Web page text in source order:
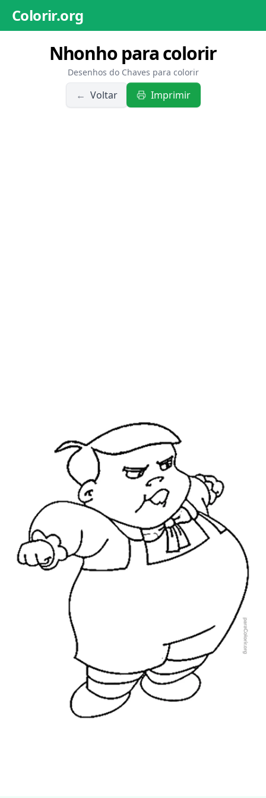
Colorir.org
Nhonho para colorir
Desenhos do Chaves para colorir
← Voltar Imprimir